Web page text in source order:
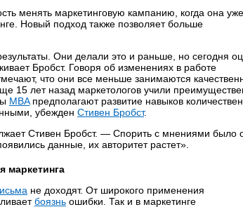
менять маркетинговую кампанию, когда она уже
Новый подход также позволяет больше
Они делали это и раньше, но сегодня
Бробст. Говоря об изменениях в работе
что они все меньше занимаются
15 лет назад маркетологов учили
MBAпредполагают развитие навыков
убежден Стивен Бробст.
Стивен Бробст. — Спорить с мнениями было
данные, их авторитет растет».
маркетинга
не доходят. От широкого применения
боязнь ошибки. Так и в маркетинге